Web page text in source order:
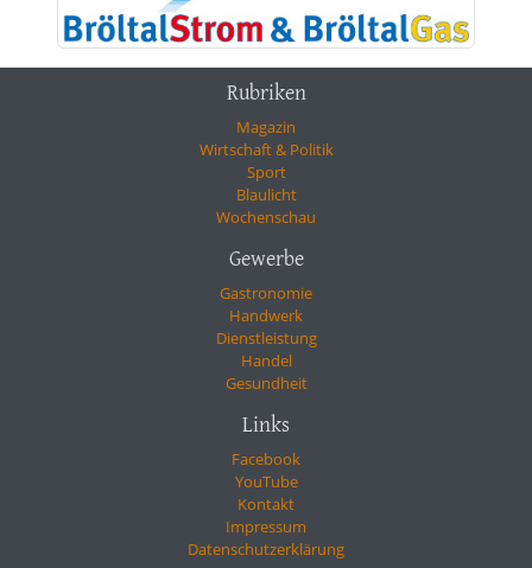
Rubriken
Magazin
Wirtschaft & Politik
Sport
Blaulicht
Wochenschau
Gewerbe
Gastronomie
Handwerk
Dienstleistung
Handel
Gesundheit
Links
Facebook
YouTube
Kontakt
Impressum
Datenschutzerklärung